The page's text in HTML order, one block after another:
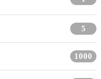
5
1000